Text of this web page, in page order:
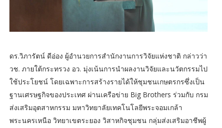
ดร.วิภารัตน์ ดีอ่อง ผู้อำนวยการสำนักงานการวิจัยแห่งชาติ กล่าวว่า
วช. ภายใต้กระทรวง อว. มุ่งเน้นการนำผลงานวิจัยและนวัตกรรมไป
ใช้ประโยชน์ โดยเฉพาะการสร้างรายได้ให้ชุมชนเกษตรกรซึ่งเป็น
ฐานเศรษฐกิจของประเทศ ผ่านเครือข่าย Big Brothers ร่วมกับ กรม
ส่งเสริมอุตสาหกรรม มหาวิทยาลัยเทคโนโลยีพระจอมเกล้า
พระนครเหนือ วิทยาเขตระยอง วิสาหกิจชุมชน กลุ่มส่งเสริมอาชีพผู้